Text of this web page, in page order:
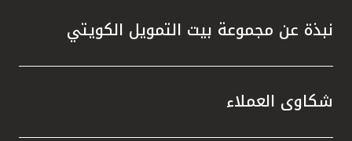
نبذة عن مجموعة بيت التمويل الكويتي
شكاوى العملاء